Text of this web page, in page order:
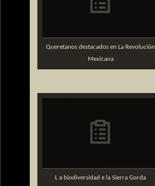
Queretanos destacados en La Revolución
Mexicana
L a biodiversidad e la Sierra Gorda